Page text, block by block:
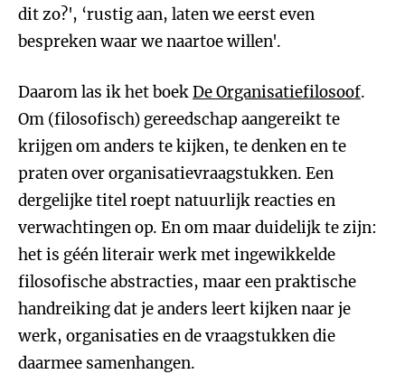
dit zo?', ‘rustig aan, laten we eerst even
bespreken waar we naartoe willen'.
Daarom las ik het boekDe Organisatiefilosoof.
Om (filosofisch) gereedschap aangereikt te
krijgen om anders te kijken, te denken en te
praten over organisatievraagstukken. Een
dergelijke titel roept natuurlijk reacties en
verwachtingen op. En om maar duidelijk te zijn:
het is géén literair werk met ingewikkelde
filosofische abstracties, maar een praktische
handreiking dat je anders leert kijken naar je
werk, organisaties en de vraagstukken die
daarmee samenhangen.